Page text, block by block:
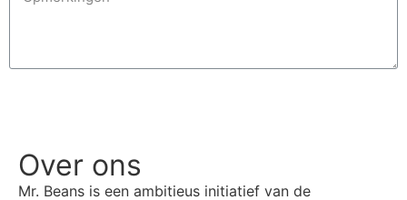
Over ons
Mr. Beans is een ambitieus initiatief van de